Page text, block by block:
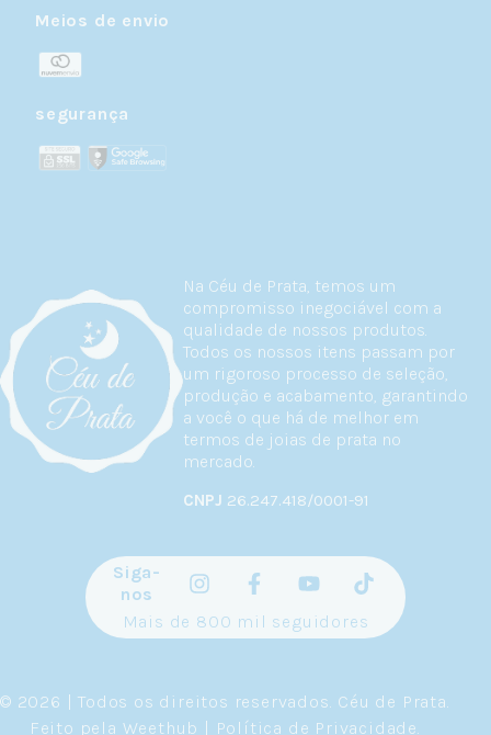
Na Céu de Prata, temos um
compromisso inegociável com a
qualidade de nossos produtos.
Todos os nossos itens passam por
um rigoroso processo de seleção,
produção e acabamento, garantindo
a você o que há de melhor em
termos de joias de prata no
mercado.
CNPJ 26.247.418/0001-91
Meios de envio
segurança
Siga-
nos
Mais de 800 mil seguidores
© 2026 | Todos os direitos reservados. Céu de Prata
Feito pela Weethub | Política de Privacidade